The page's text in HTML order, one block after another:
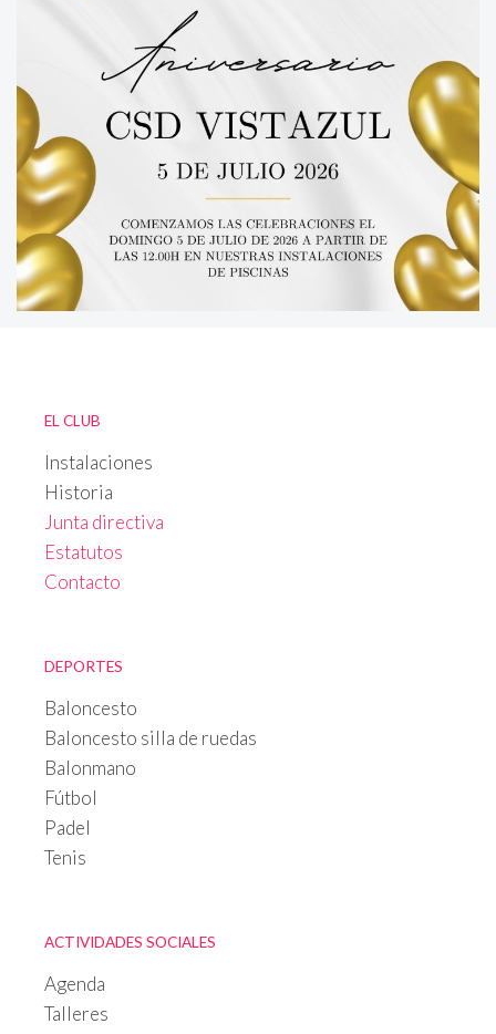
EL CLUB
Instalaciones
Historia
Junta directiva
Estatutos
Contacto
DEPORTES
Baloncesto
Baloncesto silla de ruedas
Balonmano
Fútbol
Padel
Tenis
ACTIVIDADES SOCIALES
Agenda
Talleres